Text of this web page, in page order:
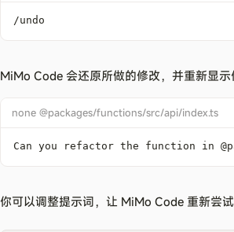
/undo
MiMo Code 会还原所做的修改，并重新显示
none @packages/functions/src/api/index.ts
Can you refactor the function in
你可以调整提示词，让 MiMo Code 重新尝试